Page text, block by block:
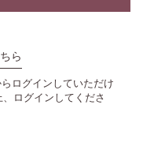
ら
ログインしていただけ
ログインしてくださ